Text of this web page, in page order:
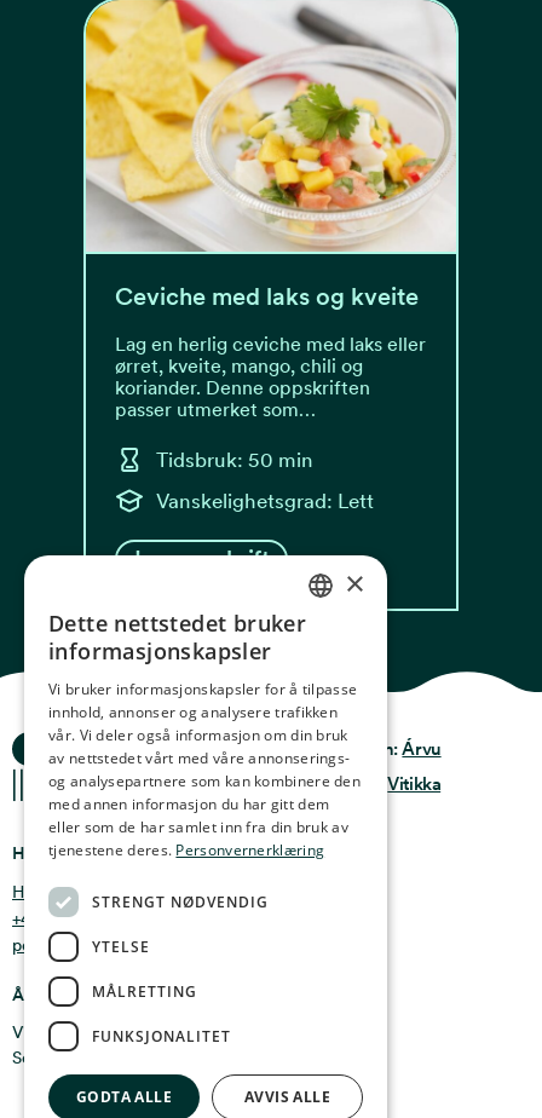
Ceviche med laks og kveite
Lag en herlig ceviche med laks eller
ørret, kveite, mango, chili og
koriander. Denne oppskriften
passer utmerket som…
Tidsbruk: 50 min
Vanskelighetsgrad: Lett
Les oppskrift
Ocean Stories
Hvor finner du oss
Holmen 4b, 9750 Honningsvåg, Norge
+47 47 99 00 95
post@oceanstories.no
Åpningstider
Vintersesong 1. nov - 30. april: Man - søn 10-16
Sommersesong 1. mai - 31. okt: Man - søn 10-18
Privacy & Policy
Terms & conditions
Design:Árvu
Kode:Vitikka
NORWEGIAN
GERMAN
FRENCH
SPANISH
FINNISH
×
Dette nettstedet bruker
informasjonskapsler
Vi bruker informasjonskapsler for å tilpasse
innhold, annonser og analysere trafikken
vår. Vi deler også informasjon om din bruk
av nettstedet vårt med våre annonserings-
og analysepartnere som kan kombinere den
med annen informasjon du har gitt dem
eller som de har samlet inn fra din bruk av
tjenestene deres. Personvernerklæring
STRENGT NØDVENDIG
YTELSE
MÅLRETTING
FUNKSJONALITET
GODTA ALLE AVVIS ALLE